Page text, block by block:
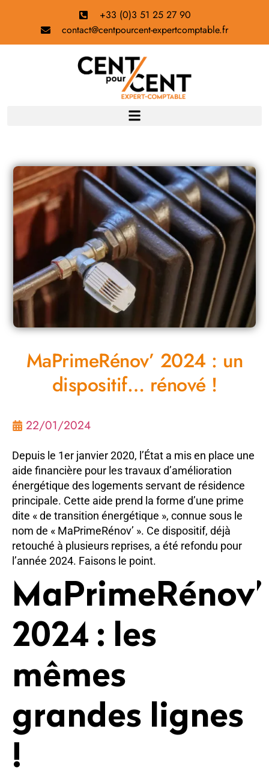
+33 (0)3 51 25 27 90
contact@centpourcent-expertcomptable.fr
MaPrimeRénov’ 2024 : un
dispositif… rénové !
22/01/2024
Depuis le 1er janvier 2020, l’État a mis en place une
aide financière pour les travaux d’amélioration
énergétique des logements servant de résidence
principale. Cette aide prend la forme d’une prime
dite « de transition énergétique », connue sous le
nom de « MaPrimeRénov’ ». Ce dispositif, déjà
retouché à plusieurs reprises, a été refondu pour
l’année 2024. Faisons le point.
MaPrimeRénov’
2024 : les
mêmes
grandes lignes
!